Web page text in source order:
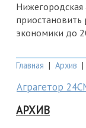
экономики до
Главная | Архив |
Аграгетор
АРХИВ